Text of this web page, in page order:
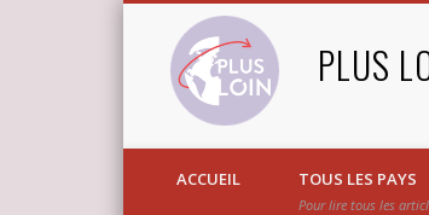
PLUS
ACCUEIL TOUS LES PAYS
Pour lire tous les